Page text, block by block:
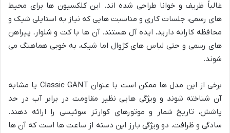
غالباً ظریف و خوانا طراحی شده اند. این کلکسیون ها برای محیط
های رسمی، جلسات کاری و مناسبت هایی که نیاز به استایلی شیک و
محافظه کارانه دارید، ایده آل هستند. آن ها با کت و شلوار، پیراهن
های رسمی و حتی لباس های کژوال اما شیک، به خوبی هماهنگ می
شوند.
برخی از این مدل ها ممکن است با عنوان Classic GANT یا مشابه
آن شناخته شوند و ویژگی هایی نظیر مقاومت در برابر آب در حد
پاشش، تاریخ شمار و موتورهای کوارتز سوئیسی را ارائه دهند.
سادگی و ظرافت، دو ویژگی بارز این دسته از ساعت ها است که آن ها